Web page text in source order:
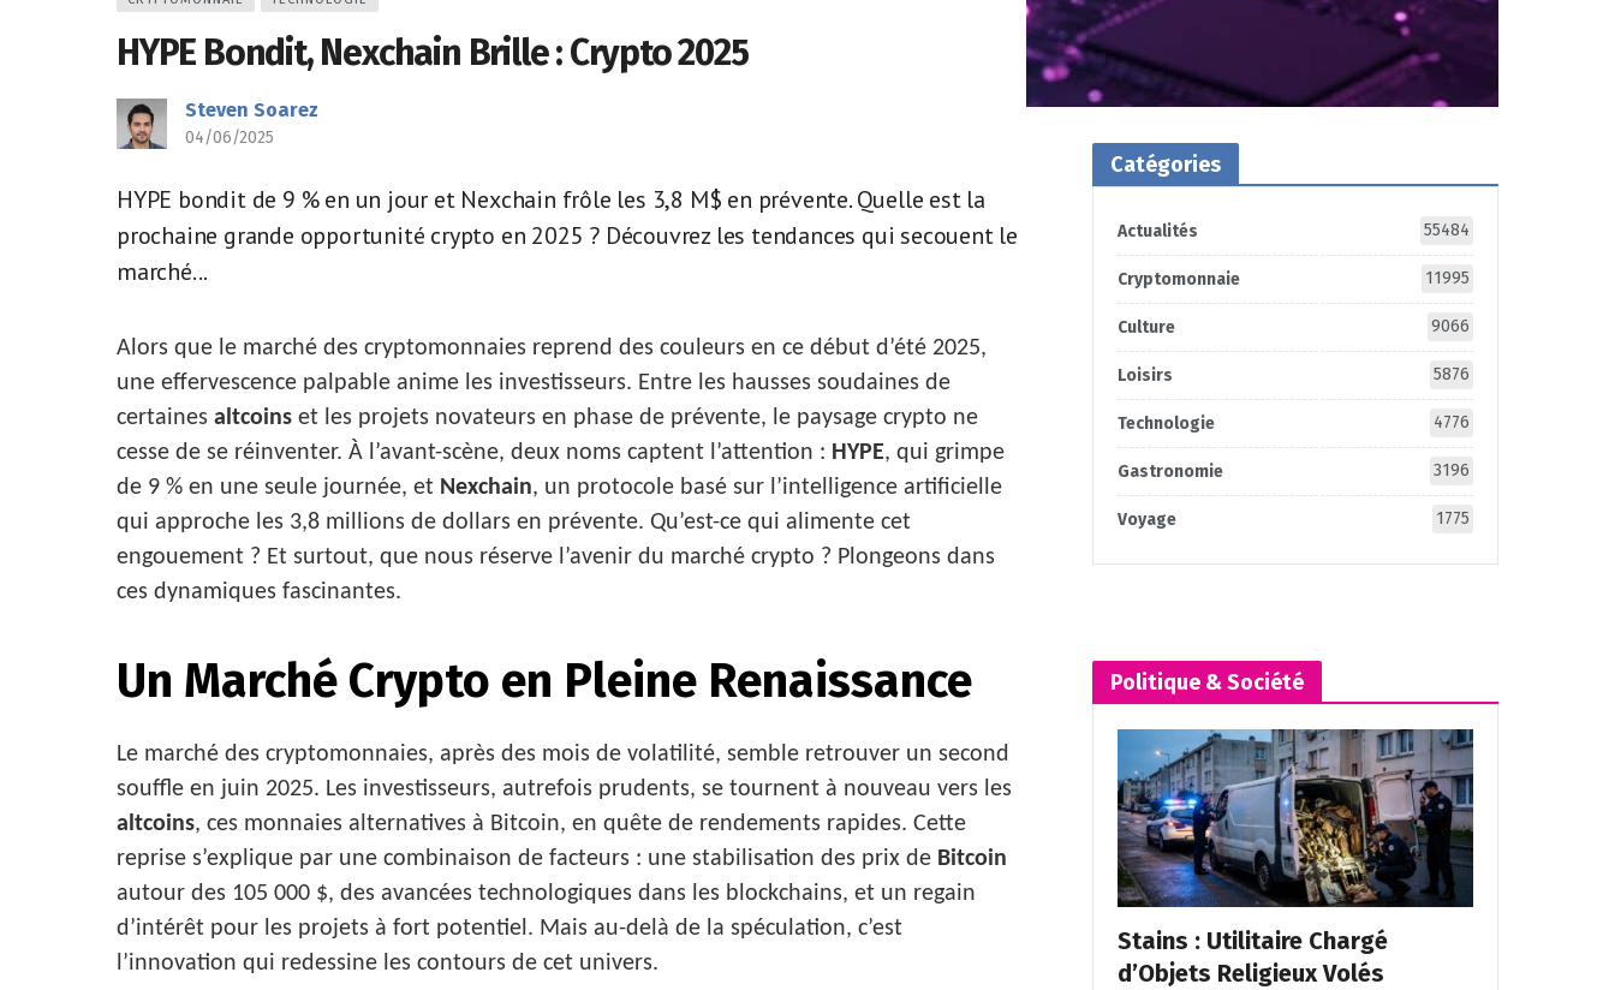
HYPE Bondit, Nexchain Brille : Crypto 2025
Steven Soarez
04/06/2025
HYPE bondit de 9 % en un jour et Nexchain frôle les 3,8 M$ en prévente. Quelle est la
prochaine grande opportunité crypto en 2025 ? Découvrez les tendances qui secouent le
marché...
Alors que le marché des cryptomonnaies reprend des couleurs en ce début d’été 2025,
une effervescence palpable anime les investisseurs. Entre les hausses soudaines de
certaines altcoins et les projets novateurs en phase de prévente, le paysage crypto ne
cesse de se réinventer. À l’avant-scène, deux noms captent l’attention : HYPE, qui grimpe
de 9 % en une seule journée, et Nexchain, un protocole basé sur l’intelligence artificielle
qui approche les 3,8 millions de dollars en prévente. Qu’est-ce qui alimente cet
engouement ? Et surtout, que nous réserve l’avenir du marché crypto ? Plongeons dans
ces dynamiques fascinantes.
Un Marché Crypto en Pleine Renaissance
Le marché des cryptomonnaies, après des mois de volatilité, semble retrouver un second
souffle en juin 2025. Les investisseurs, autrefois prudents, se tournent à nouveau vers les
altcoins, ces monnaies alternatives à Bitcoin, en quête de rendements rapides. Cette
reprise s’explique par une combinaison de facteurs : une stabilisation des prix de Bitcoin
autour des 105 000 $, des avancées technologiques dans les blockchains, et un regain
d’intérêt pour les projets à fort potentiel. Mais au-delà de la spéculation, c’est
l’innovation qui redessine les contours de cet univers.
Catégories
Actualités 55484
Cryptomonnaie 11995
Culture 9066
Loisirs 5876
Technologie 4776
Gastronomie 3196
Voyage 1775
Politique & Société
Stains : Utilitaire Chargé
d’Objets Religieux Volés